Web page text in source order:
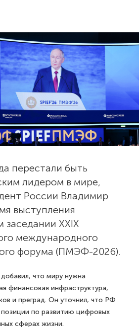
перестали быть
лидером в мире,
России Владимир
выступления
заседании XXIX
международного
форума (ПМЭФ-2026).
что миру нужна
финансовая инфраструктура,
и преград. Он уточнил, что РФ
по развитию цифровых
сферах жизни.